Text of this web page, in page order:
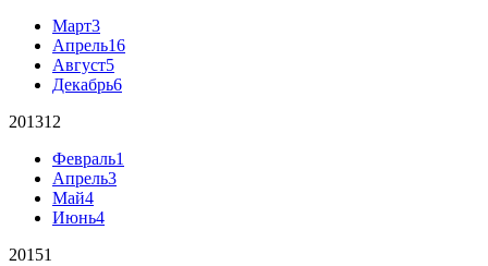
Март3
Апрель16
Август5
Декабрь6
201312
Февраль1
Апрель3
Май4
Июнь4
20151